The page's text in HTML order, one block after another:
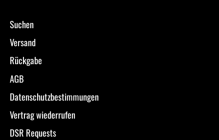
Suchen
Versand
Rückgabe
AGB
Datenschutzbestimmungen
Vertrag wiederrufen
DSR Requests